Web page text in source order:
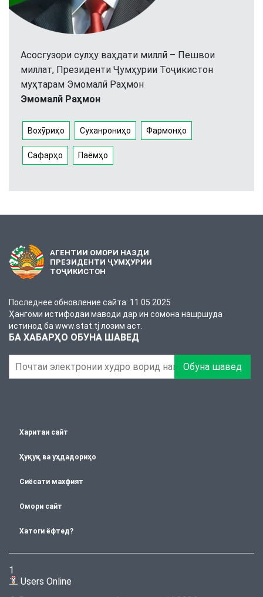
Асосгузори сулҳу ваҳдати миллӣ – Пешвои
миллат, Президенти Ҷумҳурии Тоҷикистон
муҳтарам Эмомалӣ Раҳмон
Эмомалӣ Раҳмон
Вохӯриҳо Суханрониҳо Фармонҳо
Сафарҳо Паёмҳо
АГЕНТИИ ОМОРИ НАЗДИ
ПРЕЗИДЕНТИ ҶУМҲУРИИ
ТОҶИКИСТОН
Последнее обновление сайта: 11.05.2025
Ҳангоми истифодаи маводи дар ин сомона нашршуда
истинод ба www.stat.tj лозим аст.
БА ХАБАРҲО ОБУНА ШАВЕД
Обуна шавед
Харитаи сайт
Ҳуқуқ ва уҳдадориҳо
Сиёсати махфият
Омори сайт
Хатоги ёфтед?
1
Users Online